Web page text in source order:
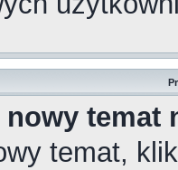
temat
temat,